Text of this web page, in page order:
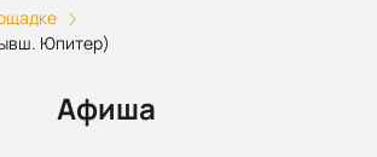
Юпитер)
Афиша